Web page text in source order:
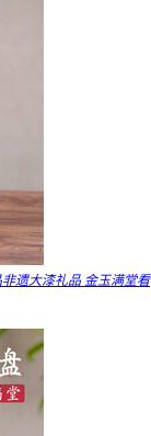
遗大漆礼品 金玉满堂看